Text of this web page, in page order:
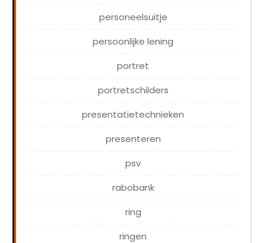
personeelsuitje
persoonlijke lening
portret
portretschilders
presentatietechnieken
presenteren
psv
rabobank
ring
ringen